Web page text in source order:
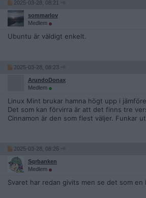
2025-03-28, 08:21
sommarlov
Medlem
Ubuntu är väldigt enkelt.
2025-03-28, 08:23
ArundoDonax
Medlem
Linux Mint brukar hamna högt upp i
Det som kan förvirra är att det finns tre
Cinnamon är den som flest väljer. Funkar
2025-03-28, 08:26
Sqrbanken
Medlem
Svaret har redan givits men se det som